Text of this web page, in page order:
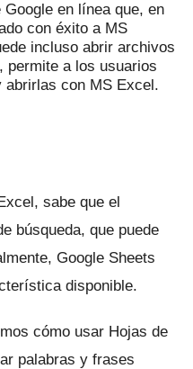
en línea que, en
con éxito a MS
incluso abrir archivos
permite a los usuarios
con MS Excel.
sabe que el
búsqueda, que puede
Google Sheets
disponible.
cómo usar Hojas de
palabras y frases